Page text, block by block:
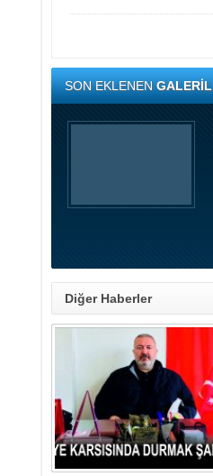
SON EKLENEN
Diğer Haberler